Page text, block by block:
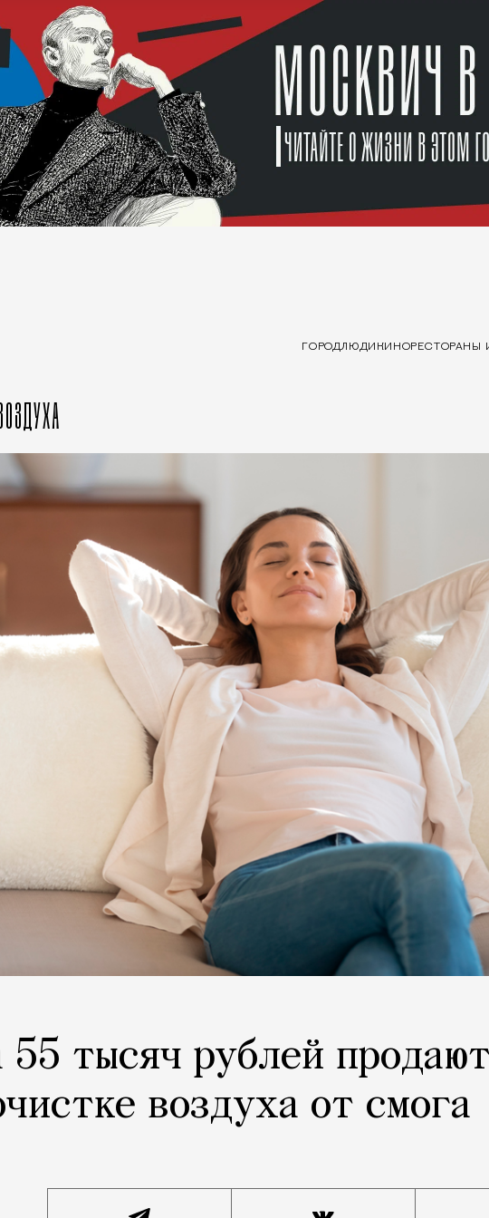
ГОРОДЛЮДИ КИНОРЕСТОРАНЫ
55 тысяч рублей
воздуха от смога